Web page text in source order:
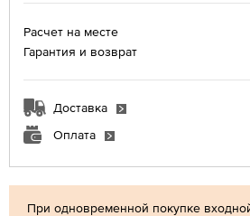
При одновременной покупке
Расчет на месте
Гарантия и возврат
Доставка
Оплата